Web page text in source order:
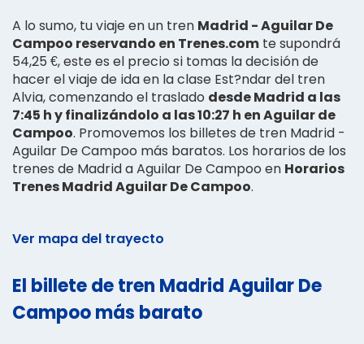
A lo sumo, tu viaje en un tren Madrid - Aguilar De
Campoo reservando en Trenes.com te supondrá
54,25 €, este es el precio si tomas la decisión de
hacer el viaje de ida en la clase Est?ndar del tren
Alvia, comenzando el traslado desde Madrid a las
7:45 h y finalizándolo a las 10:27 h en Aguilar de
Campoo. Promovemos los billetes de tren Madrid -
Aguilar De Campoo más baratos. Los horarios de los
trenes de Madrid a Aguilar De Campoo en Horarios
Trenes Madrid Aguilar De Campoo.
Ver mapa del trayecto
El billete de tren Madrid Aguilar De
Campoo más barato